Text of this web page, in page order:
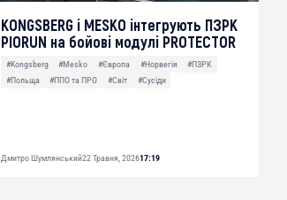
KONGSBERG і MESKO інтегрують ПЗРК
PIORUN на бойові модулі PROTECTOR
#Kongsberg #Mesko #Європа #Норвегія
#ПЗРК
#Польща
#ППО та ПРО #Світ #Сусіди
Дмитро Шумлянський22 Травня, 202617:19